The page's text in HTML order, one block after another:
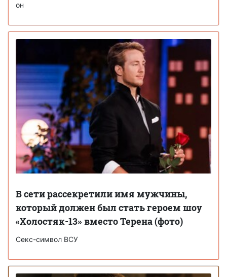
он
В сети рассекретили имя мужчины,
который должен был стать героем шоу
«Холостяк-13» вместо Терена (фото)
Секс-символ ВСУ